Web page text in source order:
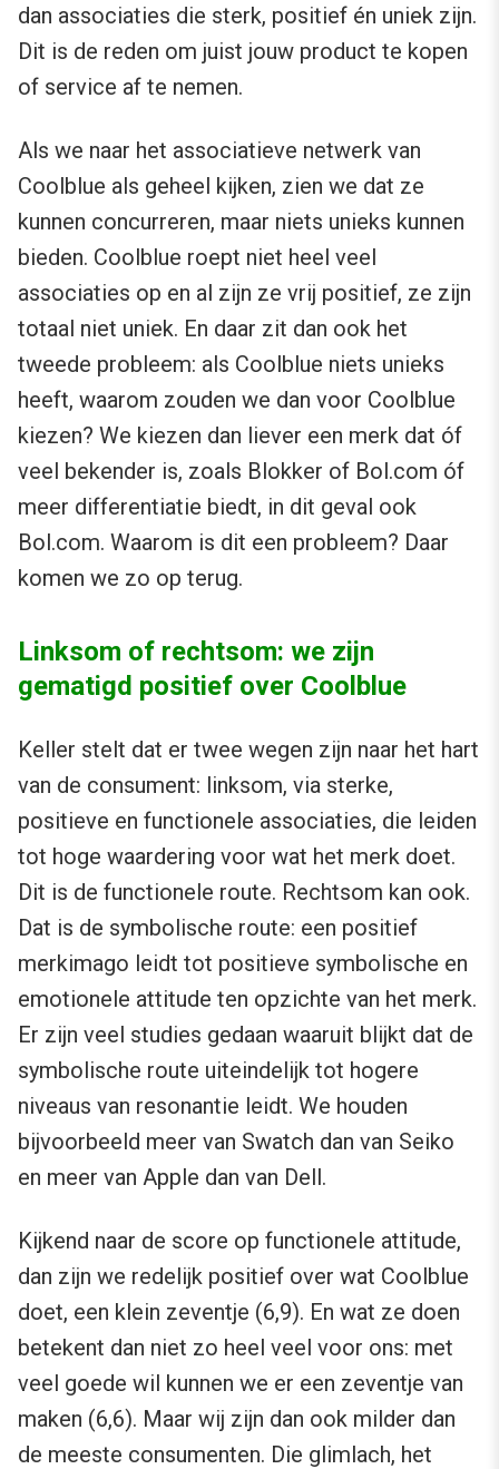
dan associaties die sterk, positief én uniek zijn.
Dit is de reden om juist jouw product te kopen
of service af te nemen.
Als we naar het associatieve netwerk van
Coolblue als geheel kijken, zien we dat ze
kunnen concurreren, maar niets unieks kunnen
bieden. Coolblue roept niet heel veel
associaties op en al zijn ze vrij positief, ze zijn
totaal niet uniek. En daar zit dan ook het
tweede probleem: als Coolblue niets unieks
heeft, waarom zouden we dan voor Coolblue
kiezen? We kiezen dan liever een merk dat óf
veel bekender is, zoals Blokker of Bol.com óf
meer differentiatie biedt, in dit geval ook
Bol.com. Waarom is dit een probleem? Daar
komen we zo op terug.
Linksom of rechtsom: we zijn
gematigd positief over Coolblue
Keller stelt dat er twee wegen zijn naar het hart
van de consument: linksom, via sterke,
positieve en functionele associaties, die leiden
tot hoge waardering voor wat het merk doet.
Dit is de functionele route. Rechtsom kan ook.
Dat is de symbolische route: een positief
merkimago leidt tot positieve symbolische en
emotionele attitude ten opzichte van het merk.
Er zijn veel studies gedaan waaruit blijkt dat de
symbolische route uiteindelijk tot hogere
niveaus van resonantie leidt. We houden
bijvoorbeeld meer van Swatch dan van Seiko
en meer van Apple dan van Dell.
Kijkend naar de score op functionele attitude,
dan zijn we redelijk positief over wat Coolblue
doet, een klein zeventje (6,9). En wat ze doen
betekent dan niet zo heel veel voor ons: met
veel goede wil kunnen we er een zeventje van
maken (6,6). Maar wij zijn dan ook milder dan
de meeste consumenten. Die glimlach, het